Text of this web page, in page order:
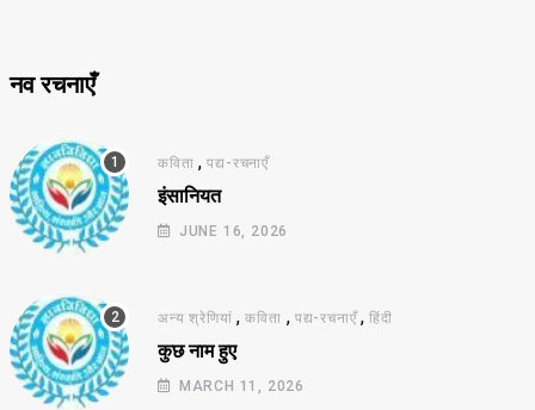
नव रचनाएँ
कविता ,पद्य-रचनाएँ
इंसानियत
JUNE 16, 2026
अन्य श्रेणियां ,कविता , पद्य-रचनाएँ,हिंदी
कुछ नाम हुए
MARCH 11, 2026